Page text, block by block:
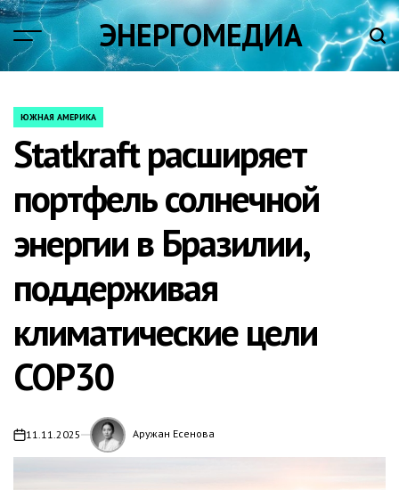
Skip
content
ЭНЕРГОМЕДИА
POSTED
ЮЖНАЯ АМЕРИКА
Statkraft расширяет
портфель солнечной
энергии в Бразилии,
поддерживая
климатические цели
COP30
on11.11.2025 Аружан Есенова